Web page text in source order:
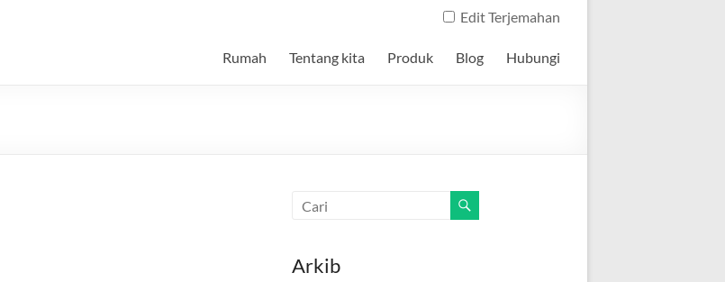
Edit Terjemahan
Rumah Tentang kita Produk Blog Hubungi
Arkib